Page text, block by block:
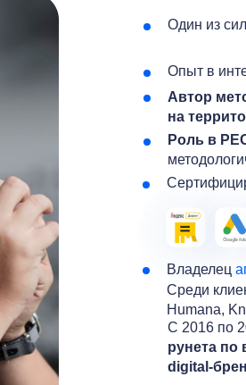
Один из
Роль в
Автор
на
Опыт в
Владелец
Среди
Humana,
C 2016 по
рунета по
digital-